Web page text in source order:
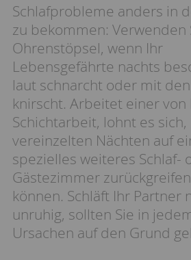
Schlafprobleme anders in
zu bekommen: Verwenden
Ohrenstöpsel, wenn Ihr
Lebensgefährte nachts
laut schnarcht oder mit
knirscht. Arbeitet einer von
Schichtarbeit, lohnt es
vereinzelten Nächten auf
spezielles weiteres Schlaf-
Gästezimmer
können. Schläft Ihr Partner
unruhig, sollten Sie in
Ursachen auf den Grund